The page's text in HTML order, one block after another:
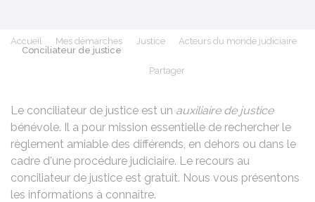
Accueil Mes démarches Justice
Acteurs du monde judiciaire
Conciliateur de justice
Partager
Le conciliateur de justice est un auxiliaire de justice
bénévole. Il a pour mission essentielle de rechercher le
règlement amiable des différends, en dehors ou dans le
cadre d'une procédure judiciaire. Le recours au
conciliateur de justice est gratuit. Nous vous présentons
les informations à connaître.